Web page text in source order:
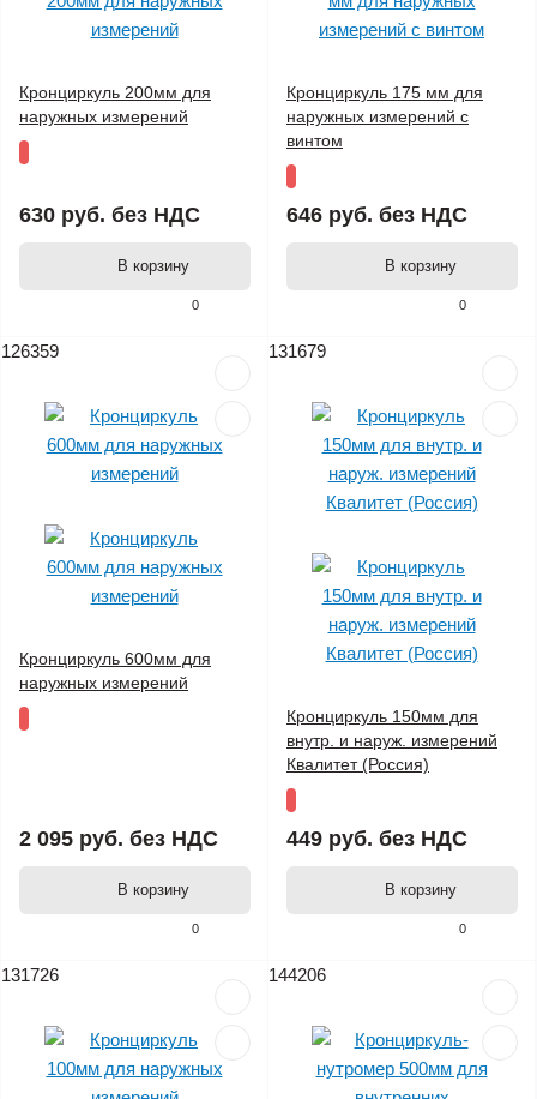
0
Кронциркуль 200мм для
наружных измерений
630 руб. без НДС
В корзину
0
Кронциркуль 175 мм для
наружных измерений с
винтом
646 руб. без НДС
В корзину
126359
0
Кронциркуль 600мм для
наружных измерений
2 095 руб. без НДС
В корзину
131679
0
Кронциркуль 150мм для
внутр. и наруж. измерений
Квалитет (Россия)
449 руб. без НДС
В корзину
131726 144206